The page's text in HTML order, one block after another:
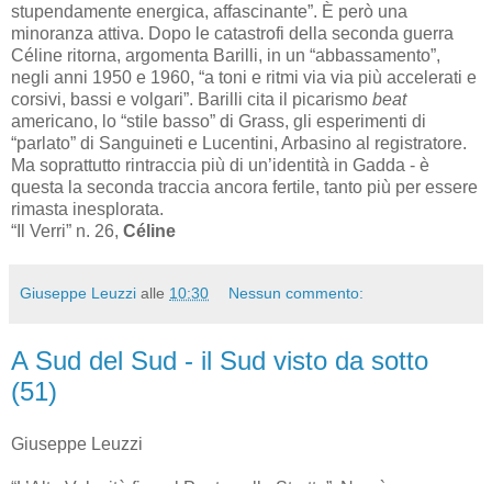
stupendamente energica, affascinante”. È però una
minoranza attiva. Dopo le catastrofi della seconda guerra
Céline ritorna, argomenta Barilli, in un “abbassamento”,
negli anni 1950 e 1960, “a toni e ritmi via via più accelerati e
corsivi, bassi e volgari”. Barilli cita il picarismo beat
americano, lo “stile basso” di Grass, gli esperimenti di
“parlato” di Sanguineti e Lucentini, Arbasino al registratore.
Ma soprattutto rintraccia più di un’identità in Gadda - è
questa la seconda traccia ancora fertile, tanto più per essere
rimasta inesplorata.
“Il Verri” n. 26, Céline
Giuseppe Leuzzi alle 10:30 Nessun commento:
A Sud del Sud - il Sud visto da sotto
(51)
Giuseppe Leuzzi